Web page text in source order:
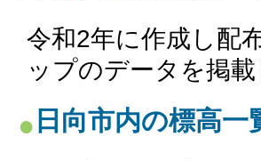
令和2年に作成し配
ップのデータを掲
日向市内の標高一